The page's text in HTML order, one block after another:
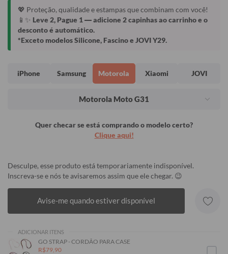
💖 Proteção, qualidade e estampas que combinam com você!
📱✨ Leve 2, Pague 1— adicione 2 capinhas ao carrinho e o
desconto é automático.
*Exceto modelos Silicone, Fascino e JOVI Y29.
iPhone Samsung Motorola Xiaomi JOVI
Motorola Moto G31
Quer checar se está comprando o modelo certo?
Clique aqui!
Desculpe, esse produto está temporariamente indisponível.
Inscreva-se e nós te avisaremos assim que ele chegar. 😉
Avise-me quando estiver disponível
ADICIONAR ITENS
GO STRAP - CORDÃO PARA CASE
R$79,90